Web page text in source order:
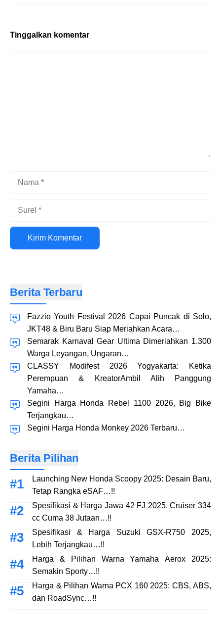
Tinggalkan komentar
Situs
web
Berita Terbaru
Fazzio Youth Festival 2026 Capai Puncak di Solo,
JKT48 & Biru Baru Siap Meriahkan Acara…
Semarak Karnaval Gear Ultima Dimeriahkan 1.300
Warga Leyangan, Ungaran…
CLASSY Modifest 2026 Yogyakarta: Ketika
Perempuan & KreatorAmbil Alih Panggung
Yamaha…
Segini Harga Honda Rebel 1100 2026, Big Bike
Terjangkau…
Segini Harga Honda Monkey 2026 Terbaru…
Berita Pilihan
Launching New Honda Scoopy 2025: Desain Baru,
Tetap Rangka eSAF…!!
Spesifikasi & Harga Jawa 42 FJ 2025, Cruiser 334
cc Cuma 38 Jutaan…!!
Spesifikasi & Harga Suzuki GSX-R750 2025,
Lebih Terjangkau…!!
Harga & Pilihan Warna Yamaha Aerox 2025:
Semakin Sporty…!!
Harga & Pilihan Warna PCX 160 2025: CBS, ABS,
dan RoadSync…!!